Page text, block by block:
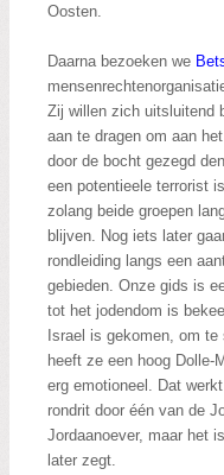
Oosten.
Daarna bezoeken we
Zij willen zich uitsluitend
aan te dragen om aan
door de bocht gezegd
een potentieele terrorist
zolang beide groepen
blijven. Nog iets later
rondleiding langs een
gebieden. Onze gids is
tot het jodendom is
Israel is gekomen, om
heeft ze een hoog Dolle-
erg emotioneel. Dat
rondrit door één van de
Jordaanoever, maar het
later zegt.